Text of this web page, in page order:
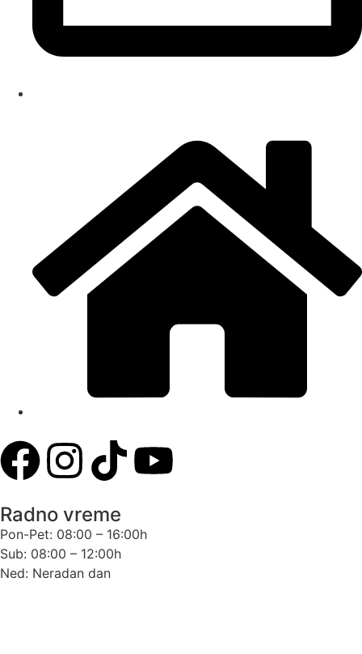
Radno vreme
Pon-Pet: 08:00 – 16:00h
Sub: 08:00 – 12:00h
Ned: Neradan dan